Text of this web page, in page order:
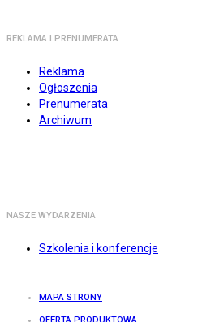
REKLAMA I PRENUMERATA
Reklama
Ogłoszenia
Prenumerata
Archiwum
NASZE WYDARZENIA
Szkolenia i konferencje
MAPA STRONY